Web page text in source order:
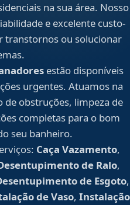
na sua área. Nosso
e excelente custo-
transtornos ou solucionar
estão disponíveis
urgentes. Atuamos na
de obstruções, limpeza de
completas para o bom
seu banheiro.
Caça Vazamento,
de Ralo,
de Esgoto,
de Vaso, Instalação